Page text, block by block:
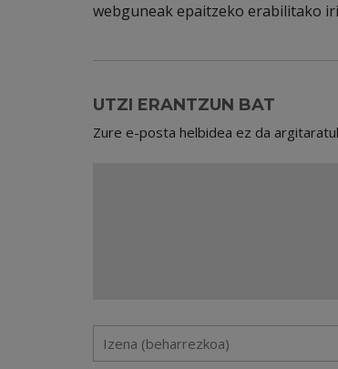
webguneak epaitzeko erabilitako
UTZI ERANTZUN BAT
Zure e-posta helbidea ez da